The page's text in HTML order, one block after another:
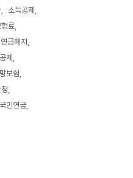
소득공제
료
금해지
제
보험
국민연금